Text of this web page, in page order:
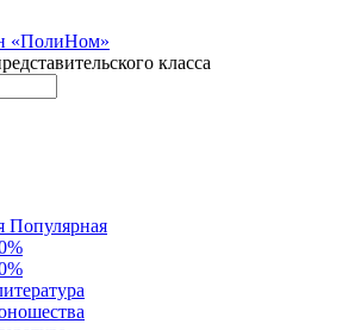
класса
Популярная